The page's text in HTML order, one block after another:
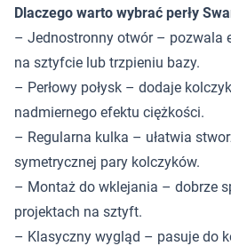
Dlaczego warto wybrać perły
– Jednostronny otwór – pozwala
na sztyfcie lub trzpieniu bazy.
– Perłowy połysk – dodaje
nadmiernego efektu ciężkości.
– Regularna kulka – ułatwia
symetrycznej pary kolczyków.
– Montaż do wklejania – dobrze
projektach na sztyft.
– Klasyczny wygląd – pasuje do